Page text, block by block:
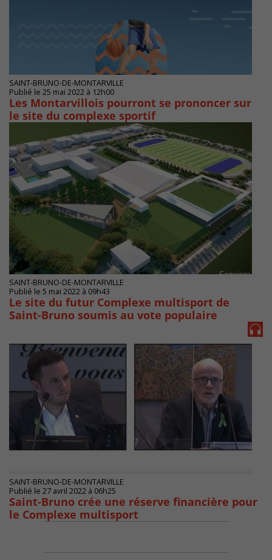
SAINT-BRUNO-DE-MONTARVILLE
Publié le 25 mai 2022 à 12h00
Les Montarvillois pourront se prononcer sur
le site du complexe sportif
SAINT-BRUNO-DE-MONTARVILLE
Publié le 5 mai 2022 à 09h43
Le site du futur Complexe multisport de
Saint-Bruno soumis au vote populaire
SAINT-BRUNO-DE-MONTARVILLE
Publié le 27 avril 2022 à 06h25
Saint-Bruno crée une réserve financière pour
le Complexe multisport